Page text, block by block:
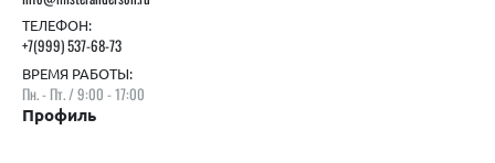
ТЕЛЕФОН:
+7(999) 537-68-73
ВРЕМЯ РАБОТЫ:
Пн. - Пт. / 9:00 - 17:00
Профиль